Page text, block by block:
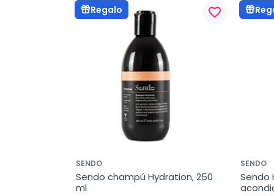
Regalo favorite_border
SENDO
Sendo champú Hydration, 250
ml
SENDO
Sendo